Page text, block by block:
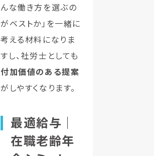
んな働き方を選ぶの
がベストか」を一緒に
考える材料になりま
すし、社労士としても
付加価値のある提案
がしやすくなります。
最適給与｜
在職老齢年